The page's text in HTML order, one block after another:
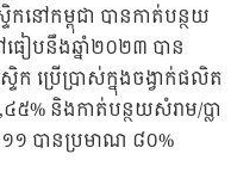
ទិកនៅកម្ពុជា បានកាត់បន្ថយ
ធៀបនឹងឆ្នាំ២០២៣ បាន
ក ប្រើប្រាស់ក្នុងចង្វាក់ផលិត
% និងកាត់បន្ថយសំរាម/ប្លា
១១ បានប្រមាណ ៨០%